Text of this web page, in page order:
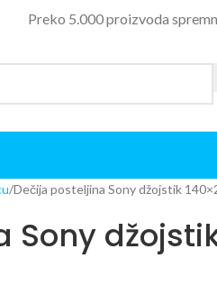
Preko 5.000 proizvoda
Dečija posteljina Sony džojstik
Sony